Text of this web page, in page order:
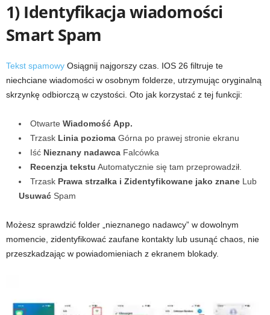
1) Identyfikacja wiadomości
Smart Spam
Tekst spamowy Osiągnij najgorszy czas. IOS 26 filtruje te
niechciane wiadomości w osobnym folderze, utrzymując oryginalną
skrzynkę odbiorczą w czystości. Oto jak korzystać z tej funkcji:
Otwarte Wiadomość App.
Trzask Linia pozioma Górna po prawej stronie ekranu
Iść Nieznany nadawca Falcówka
Recenzja tekstu Automatycznie się tam przeprowadził.
Trzask Prawa strzałka i Zidentyfikowane jako znane Lub
Usuwać Spam
Możesz sprawdzić folder „nieznanego nadawcy” w dowolnym
momencie, zidentyfikować zaufane kontakty lub usunąć chaos, nie
przeszkadzając w powiadomieniach z ekranem blokady.